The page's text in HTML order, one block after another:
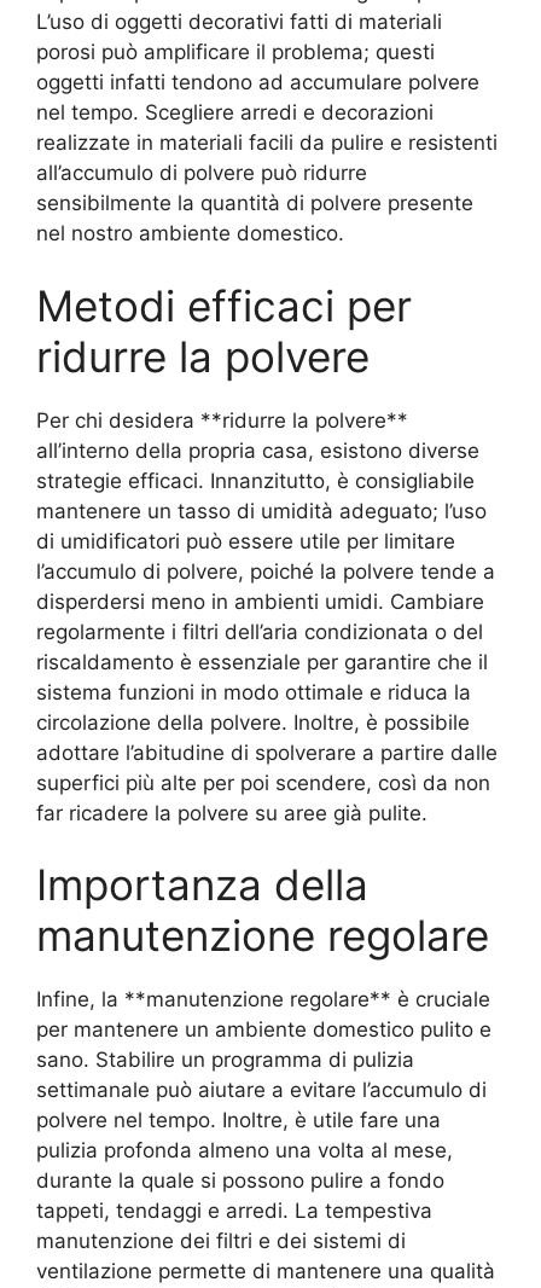
L’uso di oggetti decorativi fatti di materiali
porosi può amplificare il problema; questi
oggetti infatti tendono ad accumulare polvere
nel tempo. Scegliere arredi e decorazioni
realizzate in materiali facili da pulire e resistenti
all’accumulo di polvere può ridurre
sensibilmente la quantità di polvere presente
nel nostro ambiente domestico.
Metodi efficaci per
ridurre la polvere
Per chi desidera **ridurre la polvere**
all’interno della propria casa, esistono diverse
strategie efficaci. Innanzitutto, è consigliabile
mantenere un tasso di umidità adeguato; l’uso
di umidificatori può essere utile per limitare
l’accumulo di polvere, poiché la polvere tende a
disperdersi meno in ambienti umidi. Cambiare
regolarmente i filtri dell’aria condizionata o del
riscaldamento è essenziale per garantire che il
sistema funzioni in modo ottimale e riduca la
circolazione della polvere. Inoltre, è possibile
adottare l’abitudine di spolverare a partire dalle
superfici più alte per poi scendere, così da non
far ricadere la polvere su aree già pulite.
Importanza della
manutenzione regolare
Infine, la **manutenzione regolare** è cruciale
per mantenere un ambiente domestico pulito e
sano. Stabilire un programma di pulizia
settimanale può aiutare a evitare l’accumulo di
polvere nel tempo. Inoltre, è utile fare una
pulizia profonda almeno una volta al mese,
durante la quale si possono pulire a fondo
tappeti, tendaggi e arredi. La tempestiva
manutenzione dei filtri e dei sistemi di
ventilazione permette di mantenere una qualità